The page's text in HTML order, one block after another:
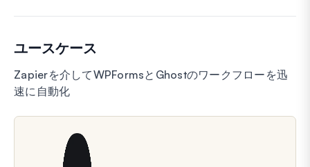
ユースケース
Zapierを介してWPFormsとGhostのワークフローを迅
速に自動化